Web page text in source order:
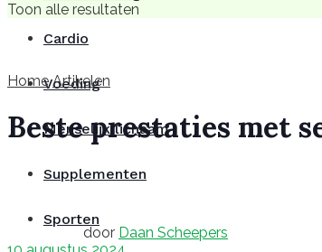
Cardio
Voeding
Menselijk lichaam
Supplementen
Sporten
Toon alle resultaten
Home Artikelen
Beste prestaties met
door Daan Scheepers